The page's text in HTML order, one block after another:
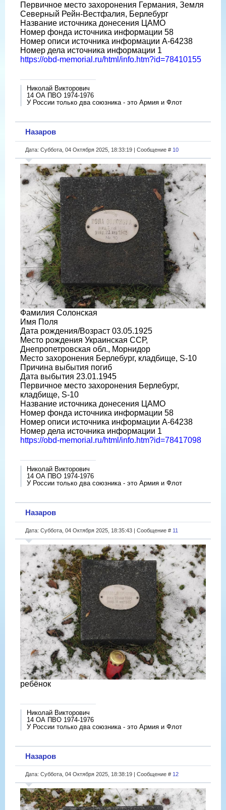
Первичное место захоронения Германия, Земля
Северный Рейн-Вестфалия, Берлебург
Название источника донесения ЦАМО
Номер фонда источника информации 58
Номер описи источника информации A-64238
Номер дела источника информации 1
https://obd-memorial.ru/html/info.htm?id=78410155
Николай Викторович
14 ОА ПВО 1974-1976
У России только два союзника - это Армия и Флот
Назаров
Дата: Суббота, 04 Октября 2025, 18:33:19 | Сообщение # 10
Фамилия Солонская
Имя Поля
Дата рождения/Возраст 03.05.1925
Место рождения Украинская ССР,
Днепропетровская обл., Морнидор
Место захоронения Берлебург, кладбище, S-10
Причина выбытия погиб
Дата выбытия 23.01.1945
Первичное место захоронения Берлебург,
кладбище, S-10
Название источника донесения ЦАМО
Номер фонда источника информации 58
Номер описи источника информации A-64238
Номер дела источника информации 1
https://obd-memorial.ru/html/info.htm?id=78417098
Николай Викторович
14 ОА ПВО 1974-1976
У России только два союзника - это Армия и Флот
Назаров
Дата: Суббота, 04 Октября 2025, 18:35:43 | Сообщение # 11
ребёнок
Николай Викторович
14 ОА ПВО 1974-1976
У России только два союзника - это Армия и Флот
Назаров
Дата: Суббота, 04 Октября 2025, 18:38:19 | Сообщение # 12